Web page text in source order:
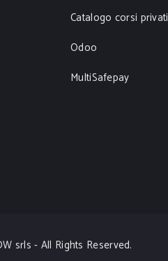
Catalogo corsi privati
Odoo
MultiSafepay
srls - All Rights Reserved.